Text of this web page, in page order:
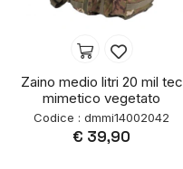
Zaino medio litri 20 mil tec
mimetico vegetato
Codice : dmmi14002042
€ 39,90